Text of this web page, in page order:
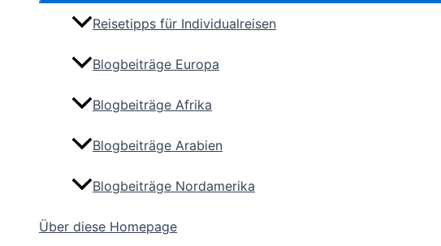
Reisetipps für Individualreisen
Blogbeiträge Europa
Blogbeiträge Afrika
Blogbeiträge Arabien
Blogbeiträge Nordamerika
Über diese Homepage